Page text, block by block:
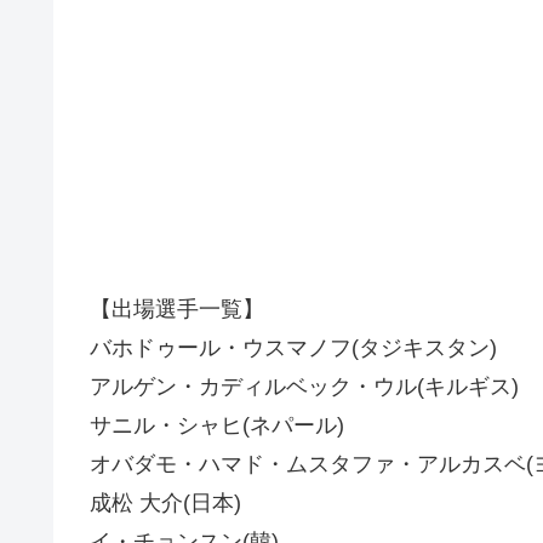
【出場選手一覧】
バホドゥール・ウスマノフ(タジキスタン)
アルゲン・カディルベック・ウル(キルギス)
サニル・シャヒ(ネパール)
オバダモ・ハマド・ムスタファ・アルカスベ(
成松 大介(日本)